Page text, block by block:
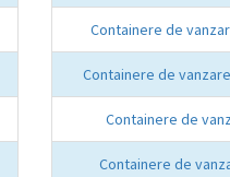
Containere de
Containere de
Containere de
Containere de